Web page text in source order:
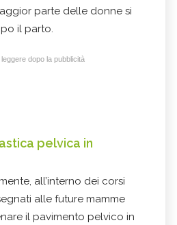
parte delle donne si
il parto.
dopo la pubblicità
pelvica in
all’interno dei corsi
alle future mamme
il pavimento pelvico in